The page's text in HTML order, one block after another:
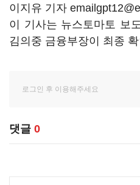
이지유 기자
이 기사는 뉴스토마토 보
김의중 금융부장이 최종
댓글 0